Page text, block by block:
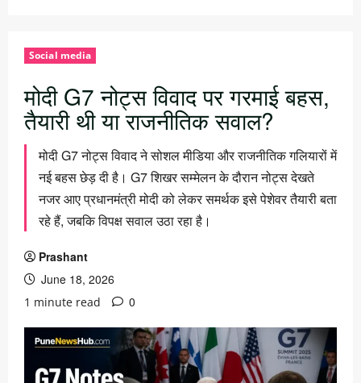
Social media
मोदी G7 नोट्स विवाद पर गरमाई बहस,
तैयारी थी या राजनीतिक सवाल?
मोदी G7 नोट्स विवाद ने सोशल मीडिया और राजनीतिक गलियारों में
नई बहस छेड़ दी है। G7 शिखर सम्मेलन के दौरान नोट्स देखते
नजर आए प्रधानमंत्री मोदी को लेकर समर्थक इसे पेशेवर तैयारी बता
रहे हैं, जबकि विपक्ष सवाल उठा रहा है।
Prashant
June 18, 2026
1 minute read 0